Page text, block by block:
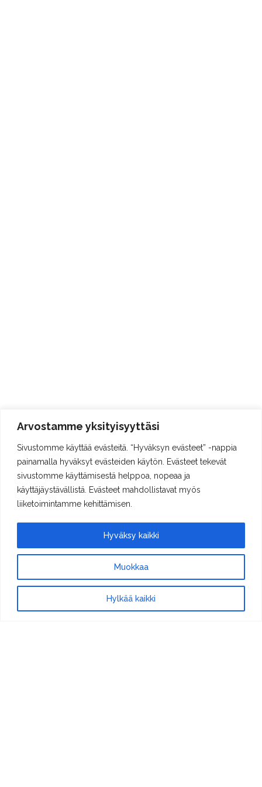
Arvostamme yksityisyyttäsi
Sivustomme käyttää evästeitä. “Hyväksyn evästeet” -nappia
painamalla hyväksyt evästeiden käytön. Evästeet tekevät
sivustomme käyttämisestä helppoa, nopeaa ja
käyttäjäystävällistä. Evästeet mahdollistavat myös
liiketoimintamme kehittämisen.
Muokkaa
Hylkää kaikki
Hyväksy kaikki